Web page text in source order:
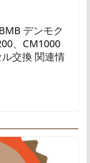
デンモク
、CM1000
交換 関連情